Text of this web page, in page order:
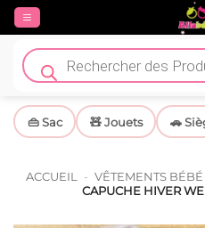
Passer
contenu
Recherche
de
produits
👜 Sac 🧸 Jouets 🚗
ACCUEIL - VÊTEMENTS
CAPUCHE HIVER